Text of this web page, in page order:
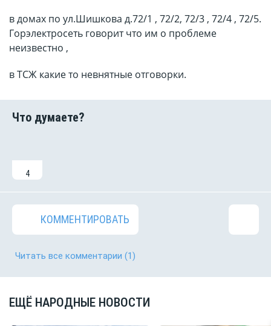
в домах по ул.Шишкова д.72/1 , 72/2, 72/3 , 72/4 , 72/5.
Горэлектросеть говорит что им о проблеме
неизвестно ,
в ТСЖ какие то невнятные отговорки.
4
КОММЕНТИРОВАТЬ
Читать все комментарии (1)
ЕЩЁ НАРОДНЫЕ НОВОСТИ